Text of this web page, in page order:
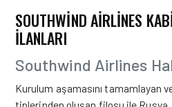
SOUTHWIND AIRLINES
ILANLARI
Southwind Airlines
Kurulum aşamasını tamamlayan